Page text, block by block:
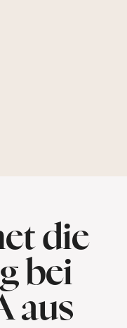
die
bei
aus